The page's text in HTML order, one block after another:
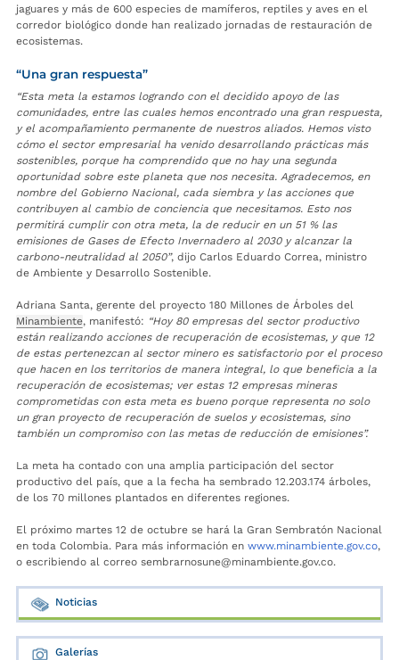
jaguares y más de 600 especies de mamíferos, reptiles y aves en el
corredor biológico donde han realizado jornadas de restauración de
ecosistemas.
“Una gran respuesta”
“Esta meta la estamos logrando con el decidido apoyo de las
comunidades, entre las cuales hemos encontrado una gran respuesta,
y el acompañamiento permanente de nuestros aliados. Hemos visto
cómo el sector empresarial ha venido desarrollando prácticas más
sostenibles, porque ha comprendido que no hay una segunda
oportunidad sobre este planeta que nos necesita. Agradecemos, en
nombre del Gobierno Nacional, cada siembra y las acciones que
contribuyen al cambio de conciencia que necesitamos. Esto nos
permitirá cumplir con otra meta, la de reducir en un 51 % las
emisiones de Gases de Efecto Invernadero al 2030 y alcanzar la
carbono-neutralidad al 2050”, dijo Carlos Eduardo Correa, ministro
de Ambiente y Desarrollo Sostenible.
Adriana Santa, gerente del proyecto 180 Millones de Árboles del
Minambiente, manifestó: “Hoy 80 empresas del sector productivo
están realizando acciones de recuperación de ecosistemas, y que 12
de estas pertenezcan al sector minero es satisfactorio por el proceso
que hacen en los territorios de manera integral, lo que beneficia a la
recuperación de ecosistemas; ver estas 12 empresas mineras
comprometidas con esta meta es bueno porque representa no solo
un gran proyecto de recuperación de suelos y ecosistemas, sino
también un compromiso con las metas de reducción de emisiones”.
La meta ha contado con una amplia participación del sector
productivo del país, que a la fecha ha sembrado 12.203.174 árboles,
de los 70 millones plantados en diferentes regiones.
El próximo martes 12 de octubre se hará la Gran Sembratón Nacional
en toda Colombia. Para más información en www.minambiente.gov.co,
o escribiendo al correo sembrarnosune@minambiente.gov.co.
Noticias
Galerías